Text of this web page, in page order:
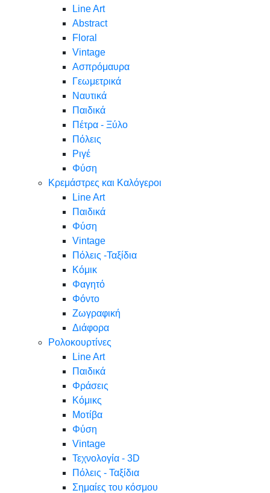
Line Art
Abstract
Floral
Vintage
Ασπρόμαυρα
Γεωμετρικά
Ναυτικά
Παιδικά
Πέτρα - Ξύλο
Πόλεις
Ριγέ
Φύση
Κρεμάστρες και Καλόγεροι
Line Art
Παιδικά
Φύση
Vintage
Πόλεις -Ταξίδια
Κόμικ
Φαγητό
Φόντο
Ζωγραφική
Διάφορα
Ρολοκουρτίνες
Line Art
Παιδικά
Φράσεις
Κόμικς
Μοτίβα
Φύση
Vintage
Τεχνολογία - 3D
Πόλεις - Ταξίδια
Σημαίες του κόσμου